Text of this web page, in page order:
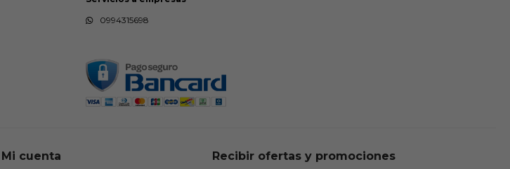
0994315698
Mi cuenta Recibir ofertas y promociones